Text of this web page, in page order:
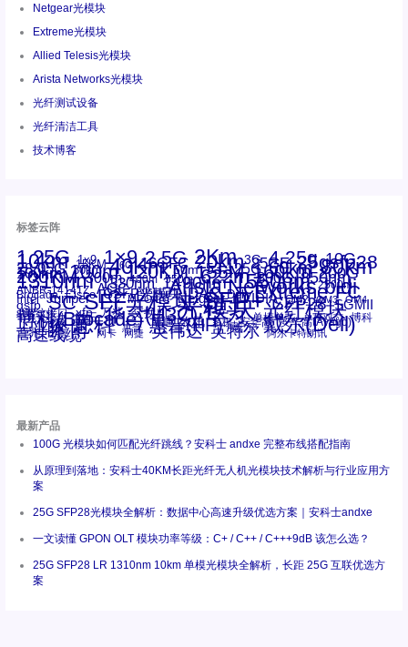
Netgear光模块
Extreme光模块
Allied Telesis光模块
Arista Networks光模块
光纤测试设备
光纤清洁工具
技术博客
标签云阵
1.25G 1x9 1×9 2.5G 2Km 3G 4.25g 10G
10km 15KM 16G 16GFC 20km 25GE 25gsfp28
28.05G 30km 40Km 50m 53.125G 60km 80km
100km 100m 120KM 155M 160km 200G
200KM 300m 400m 550m 622m 800G 850nm
1310nm 1330nm 1490nm 1550nm 2500m
ANBR-1414TZ AOC Arista Arista Networks bidi
Brocade Cisco CSFP光模块 DAC Dell Extreme FC
Intel Juniper LC MPO-LC Netgear NVIDIA OM2 OM3 OM4
qsfp SC SFF光模块 SFP+ SFP28 SGMII
st螺纹接口 xfp 万兆 交换机 光模块 光纤模块
千兆光模块 华三 华三(H3C) 华为 单模单芯 单模双芯 博科
博科(Brocade) 博通 友讯 多模 安华高 安华高(Avago)
工业级 思科 惠普 惠普(HP) 戴尔 戴尔(Dell)
百兆 瞻博 网卡 网捷 英伟达 英特尔 阿尔卡特朗讯
高速线缆
最新产品
100G 光模块如何匹配光纤跳线？安科士 andxe 完整布线搭配指南
从原理到落地：安科士40KM长距光纤无人机光模块技术解析与行业应用方
案
25G SFP28光模块全解析：数据中心高速升级优选方案｜安科士andxe
一文读懂 GPON OLT 模块功率等级：C+ / C++ / C+++9dB 该怎么选？
25G SFP28 LR 1310nm 10km 单模光模块全解析，长距 25G 互联优选方
案